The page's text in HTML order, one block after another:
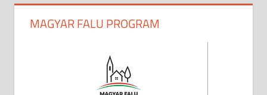
MAGYAR FALU PROGRAM